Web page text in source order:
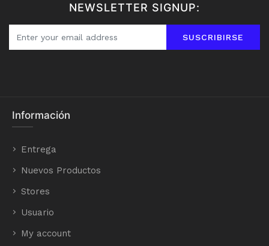
NEWSLETTER SIGNUP:
SUSCRIBIRSE
Información
Entrega
Nuevos Productos
Stores
Usuario
My account